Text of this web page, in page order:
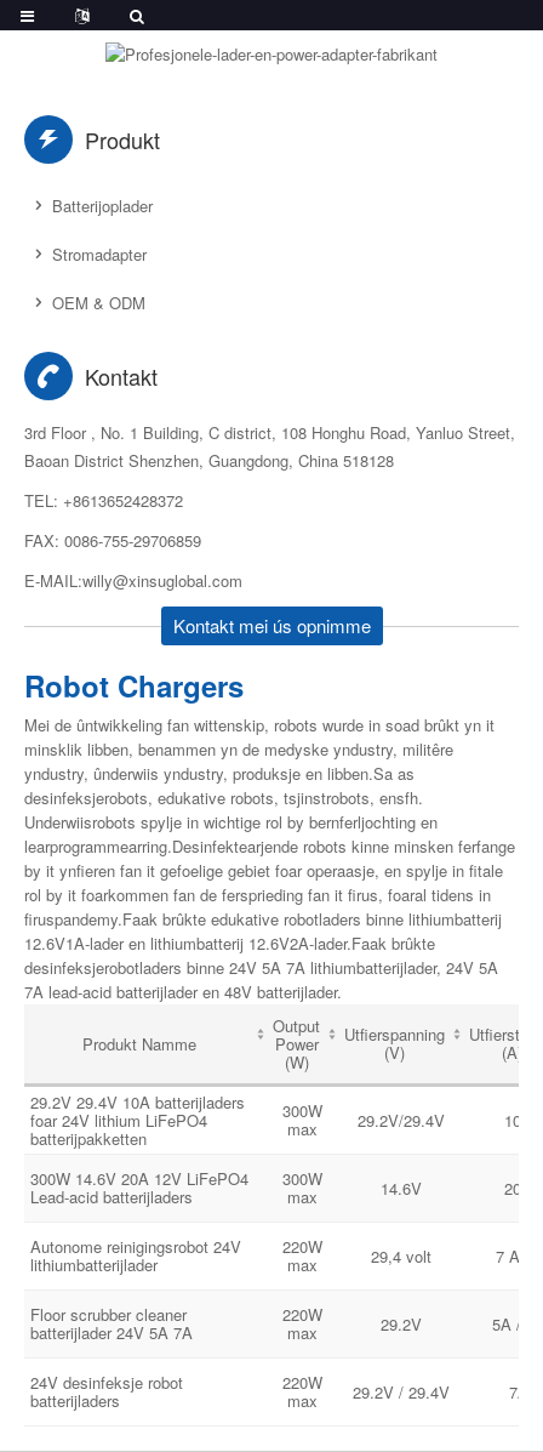
Produkt
Batterijoplader
Stromadapter
OEM & ODM
Kontakt
3rd Floor , No. 1 Building, C district, 108 Honghu Road, Yanluo Street,
Baoan District Shenzhen, Guangdong, China 518128
TEL: +8613652428372
FAX: 0086-755-29706859
E-MAIL:willy@xinsuglobal.com
Kontakt mei ús opnimme
Robot Chargers
Mei de ûntwikkeling fan wittenskip, robots wurde in soad brûkt yn it
minsklik libben, benammen yn de medyske yndustry, militêre
yndustry, ûnderwiis yndustry, produksje en libben.Sa as
desinfeksjerobots, edukative robots, tsjinstrobots, ensfh.
Underwiisrobots spylje in wichtige rol by bernferljochting en
learprogrammearring.Desinfektearjende robots kinne minsken ferfange
by it ynfieren fan it gefoelige gebiet foar operaasje, en spylje in fitale
rol by it foarkommen fan de fersprieding fan it firus, foaral tidens in
firuspandemy.Faak brûkte edukative robotladers binne lithiumbatterij
12.6V1A-lader en lithiumbatterij 12.6V2A-lader.Faak brûkte
desinfeksjerobotladers binne 24V 5A 7A lithiumbatterijlader, 24V 5A
7A lead-acid batterijlader en 48V batterijlader.
Produkt Namme
Output
Power
(W)
Utfierspanning
(V) (A)
29.2V 29.4V 10A batterijladers
foar 24V lithium LiFePO4
batterijpakketten
300W
max 29.2V/29.4V 10A
300W 14.6V 20A 12V LiFePO4
Lead-acid batterijladers
300W
max 14.6V 20A
Autonome reinigingsrobot 24V
lithiumbatterijlader
220W
max 29,4 volt 7 Amp
Floor scrubber cleaner
batterijlader 24V 5A 7A
220W
max 29.2V 5A /
24V desinfeksje robot
batterijladers
220W
max 29.2V / 29.4V 7A